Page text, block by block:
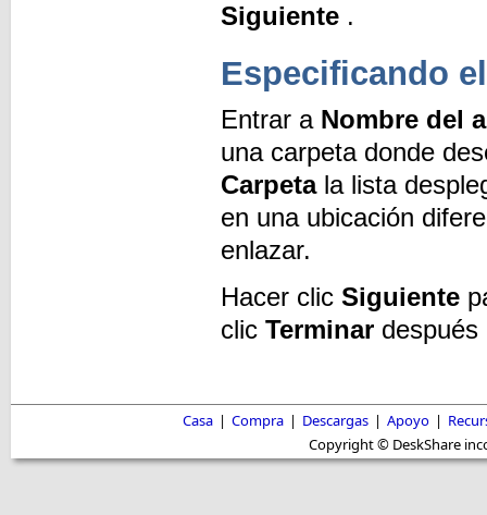
Siguiente .
Especificando
Entrar a Nombre del
una carpeta donde
Carpetala lista
en una ubicación
enlazar.
Hacer clic Siguiente
clic Terminar
Casa | Compra | Descargas | Apoyo |
Copyright © DeskShare